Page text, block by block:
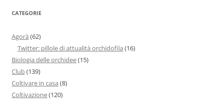
CATEGORIE
Agorà (62)
Twitter: pillole di attualità orchidofila (16)
Biologia delle orchidee(15)
Club(139)
Coltivare in casa (8)
Coltivazione(120)